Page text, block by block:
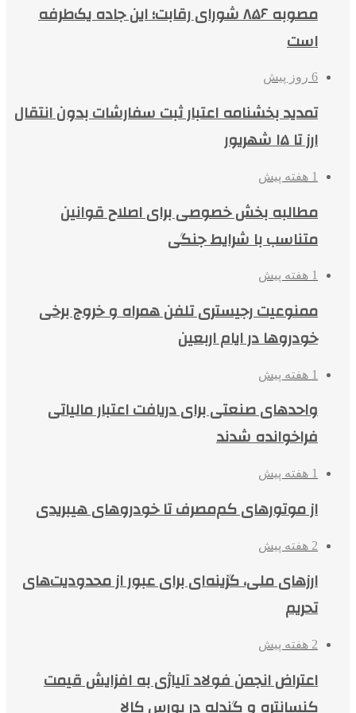
مصوبه ۸۵۶ شورای رقابت؛ این جاده یک‌طرفه
است
6 روز پیش
تمدید بخشنامه اعتبار ثبت سفارشات بدون انتقال
ارز تا ۱۵ شهریور
1 هفته پیش
مطالبه بخش خصوصی برای اصلاح قوانین
متناسب با شرایط جنگی
1 هفته پیش
ممنوعیت رجیستری تلفن همراه و خروج برخی
خودروها در ایام اربعین
1 هفته پیش
واحدهای صنعتی برای دریافت اعتبار مالیاتی
فراخوانده شدند
1 هفته پیش
از موتورهای کم‌مصرف تا خودروهای هیبریدی
2 هفته پیش
ارزهای ملی، گزینه‌ای برای عبور از محدودیت‌های
تحریم
2 هفته پیش
اعتراض انجمن فولاد آلیاژی به افزایش قیمت
کنسانتره و گندله در بورس کالا